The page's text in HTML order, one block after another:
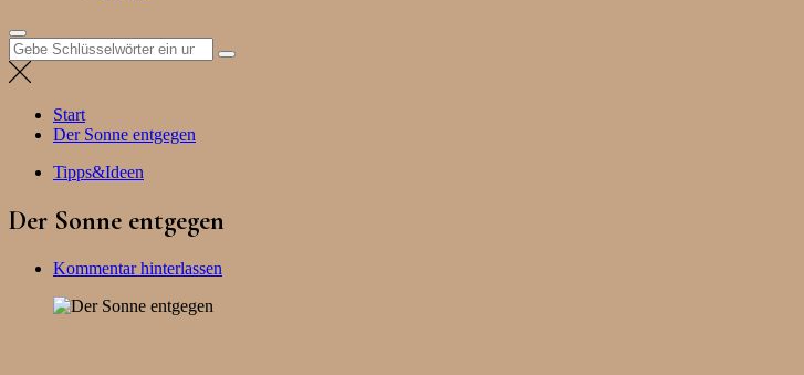
Suchen
nach:
Start
Der Sonne entgegen
Tipps&Ideen
Der Sonne entgegen
Kommentar hinterlassen